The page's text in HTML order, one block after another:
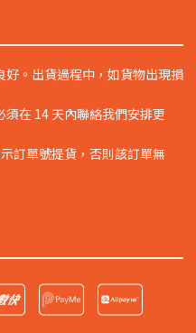
。出貨過程中，如貨物出現損
在 14 天內聯絡我們安排更
訂單號提貨，否則該訂單無